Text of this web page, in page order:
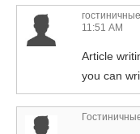
11:51 AM
Article
you can